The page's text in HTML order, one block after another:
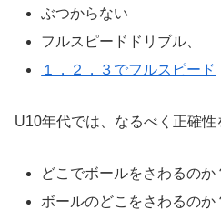
ぶつからない
フルスピードドリブル、
１，２，３でフルスピード
U10年代では、なるべく正確性
どこでボールをさわるのか
ボールのどこをさわるのか